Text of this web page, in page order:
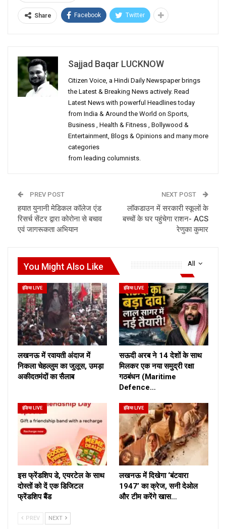
Share Facebook Twitter
Sajjad Baqar LUCKNOW
Citizen Voice, a Hindi Daily Newspaper brings
the Latest & Breaking News actively. Read
Latest News with powerful Headlines today
from India & Around the World on Sports,
Business , Health & Fitness , Bollywood &
Entertainment, Blogs & Opinions and many more
categories
from leading columnists.
PREV POST
हयात युनानी मेडिकल कॉलेज एंड
रिसर्च सेंटर द्वारा कोरोना से बचाव
एवं जागरूकता अभियान
NEXT POST
लॉकडाउन में सरकारी स्कूलों के
बच्चों के घर पहुंचेगा राशन- ACS
रेणुका कुमार
All
You Might Also Like
इंडिया LIVE
लखनऊ में रवायती अंदाज में
निकला चेहल्लुम का जुलूस, उमड़ा
अकीदतमंदों का सैलाब
इंडिया LIVE
सऊदी अरब ने 14 देशों के साथ
मिलकर एक नया समुद्री रक्षा
गठबंधन (Maritime
Defence…
इंडिया LIVE
इस फ्रेंडशिप डे, एयरटेल के साथ
दोस्तों को दें एक डिजिटल
फ्रेंडशिप बैंड
इंडिया LIVE
लखनऊ में दिखेगा ‘बंटवारा
1947’ का क्रेज, सनी देओल
और टीम करेंगे खास…
PREV NEXT